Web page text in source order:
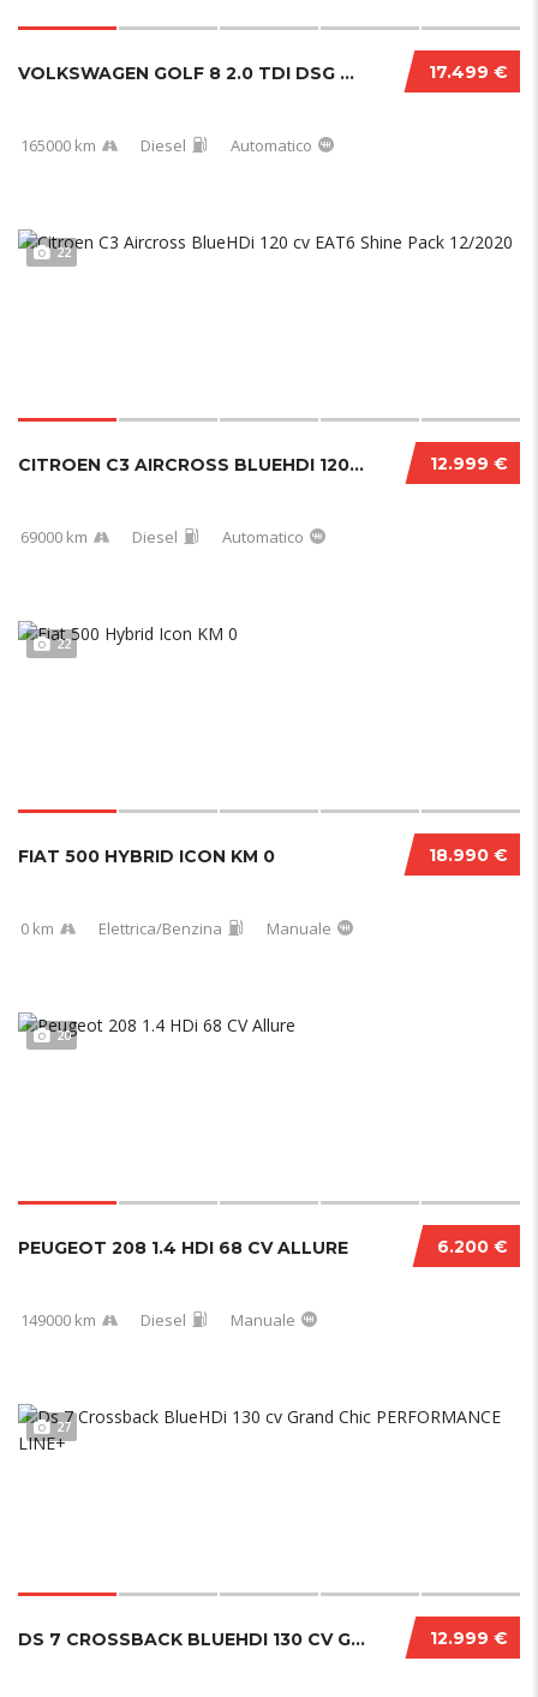
17.499 €
VOLKSWAGEN GOLF 8 2.0 TDI DSG STYLE 10/2022....
165000 km Diesel Automatico
22
12.999 €
CITROEN C3 AIRCROSS BLUEHDI 120 CV EAT6 SHIN...
69000 km Diesel Automatico
22
18.990 €
FIAT 500 HYBRID ICON KM 0
0 km Elettrica/Benzina Manuale
20
6.200 €
PEUGEOT 208 1.4 HDI 68 CV ALLURE
149000 km Diesel Manuale
27
12.999 €
DS 7 CROSSBACK BLUEHDI 130 CV GRAND CHIC PER...